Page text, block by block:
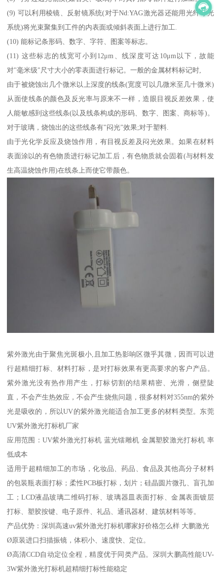
(9) 可以利用棱镜、反射镜系统(对于Nd:YAG激光器还能用光纤导光
系统)将光束聚集到工件的内表面或倾斜表面上进行加工.
(10) 能标记条形码、数字、字符、图案等标志。
(11) 这些标志的线宽可小到12μm、线深度可达10μm以下，故能
对"毫米级"尺寸大小的零表面进行标记。一般的金属材料标记时,
由于被烧蚀出几个微米以上深度的线条(宽度可以几微米至几十微米)
从面使线条的颜色及反光率与原来不一样，造眼目视反差效果，使
人能敏感到这些线条(以及线条构成的形码、数字、图案、商标等)。
对于玻璃，烧蚀出的这些线条有"闷光"效果;对于塑料.
由于光化学反应及烧蚀作用，有目视反差及闷光效果。如果在材料
表面涂以的有色物质进行标记加工后，有色物质就会固着(与材料发
生高温烧蚀作用)在线条上而使它带颜色。
紫外激光由于聚焦光斑极小,且加工热影响区微乎其微，因而可以进
行超精细打标、材料打标，是对打标效果有更高要求的客户产品。
紫外激光没有热作用产生，打标切割的结果精密、光滑，侧壁陡
直，不会产生热效应，不会产生烧焦问题，很多材料对355nm的紫外
光是吸收的，所以UV的紫外激光能适合加工更多的材料类型。东莞
UV紫外激光打标机厂家
应用范围：UV紫外激光打标机 蓝光镭雕机 金属塑胶激光打标机 率
低成本
适用于超精细加工的市场，化妆品、药品、食品及其他高分子材料
的包装瓶表面打标；柔性PCB板打标，划片；硅晶圆片微孔、盲孔加
工；LCD液晶玻璃二维码打标、玻璃器皿表面打标、金属表面镀层
打标、塑胶按键、电子原件、礼品、通讯器材、建筑材料等等。
产品优势：深圳高速uv紫外激光打标机哪家好价格怎么样 大鹏激光
Ø原装进口扫描振镜，体积小、速度快、定位。
Ø高清CCD自动定位全程，精度优于同类产品。深圳大鹏高性能UV-
3W紫外激光打标机超精细打标性能稳定